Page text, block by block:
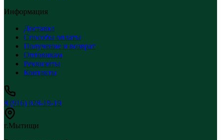
Информация
Доставка
Способы оплаты
Получение и возврат
Оптовикам
Реквизиты
Контакты
8 (916) 028-19-19
г.Мытищи